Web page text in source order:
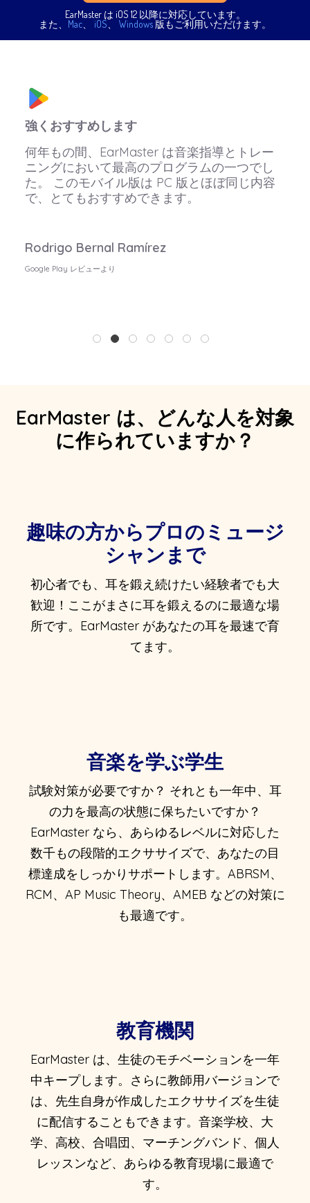
EarMaster は iOS 12 以降に対応しています。
また、 Mac iOS Windows 版もご利用いただけます。
強くおすすめします
何年もの間、EarMaster は音楽指導とトレー
ニングにおいて最高のプログラムの一つでし
た。 このモバイル版は PC 版とほぼ同じ内容
で、とてもおすすめできます。
Rodrigo Bernal Ramírez
Google Play レビューより
1 2 3 4 5 6 7
EarMaster は、どんな人を対象
に作られていますか？
趣味の方からプロのミュージ
シャンまで
初心者でも、耳を鍛え続けたい経験者でも大
歓迎！ここがまさに耳を鍛えるのに最適な場
所です。EarMaster があなたの耳を最速で育
てます。
音楽を学ぶ学生
試験対策が必要ですか？ それとも一年中、耳
の力を最高の状態に保ちたいですか？
EarMaster なら、あらゆるレベルに対応した
数千もの段階的エクササイズで、あなたの目
標達成をしっかりサポートします。ABRSM、
RCM、AP Music Theory、AMEB などの対策に
も最適です。
教育機関
EarMaster は、生徒のモチベーションを一年
中キープします。さらに教師用バージョンで
は、先生自身が作成したエクササイズを生徒
に配信することもできます。音楽学校、大
学、高校、合唱団、マーチングバンド、個人
レッスンなど、あらゆる教育現場に最適で
す。